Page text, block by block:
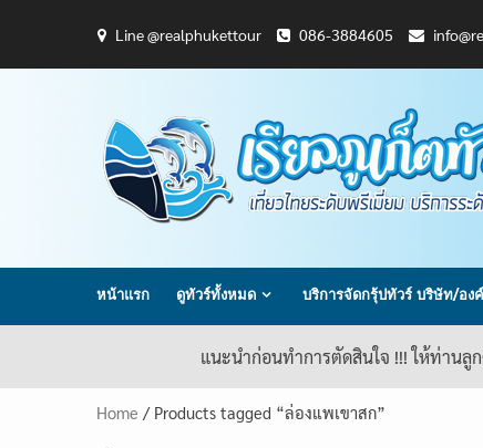
content
Line @realphukettour 086-3884605
หน้าแรก ดูทัวร์ทั้งหมด บริการจัดกรุ้ปทัวร์ บริษัท/อ
แนะนำก่อนทำการตัดสินใจ !!! ให้ท่านลู
Home / Products tagged “ล่องแพเขาสก”